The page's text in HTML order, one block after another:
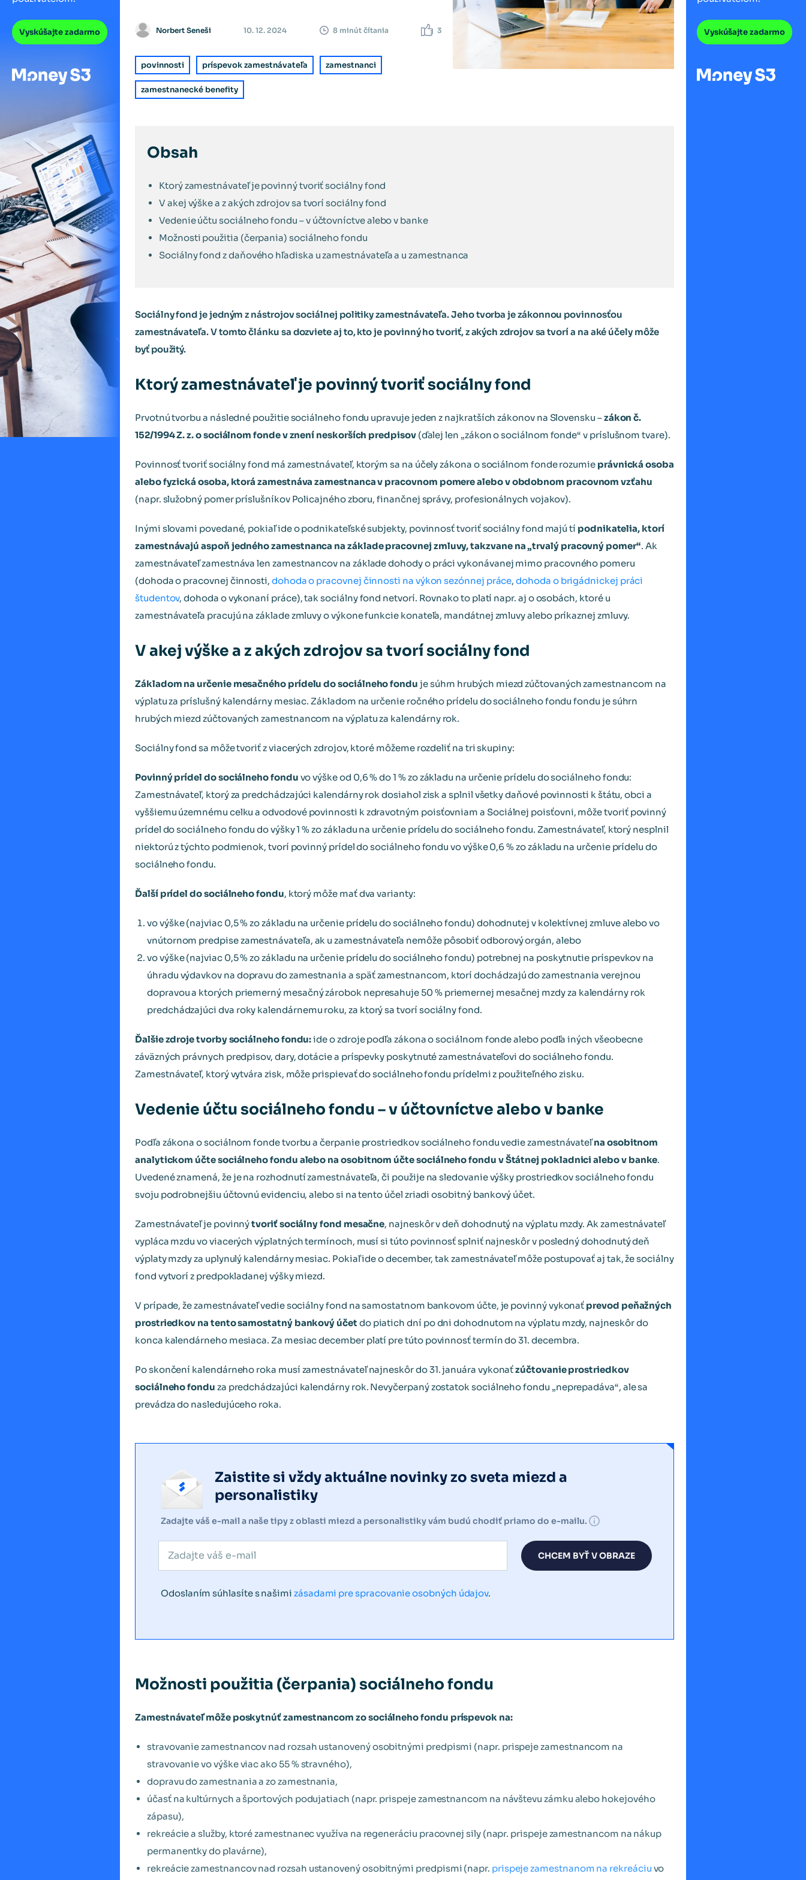
Vyskúšajte zadarmo Norbert Seneši 10. 12. 2024 8 minút čítania 3
povinnosti príspevok zamestnávateľa zamestnanci
zamestnanecké benefity
Obsah
Ktorý zamestnávateľ je povinný tvoriť sociálny fond
V akej výške a z akých zdrojov sa tvorí sociálny fond
Vedenie účtu sociálneho fondu – v účtovníctve alebo v banke
Možnosti použitia (čerpania) sociálneho fondu
Sociálny fond z daňového hľadiska u zamestnávateľa a u zamestnanca
Sociálny fond je jedným z nástrojov sociálnej politiky zamestnávateľa. Jeho tvorba je zákonnou povinnosťou
zamestnávateľa. V tomto článku sa dozviete aj to, kto je povinný ho tvoriť, z akých zdrojov sa tvorí a na aké účely môže
byť použitý.
Ktorý zamestnávateľ je povinný tvoriť sociálny fond
Prvotnú tvorbu a následné použitie sociálneho fondu upravuje jeden z najkratších zákonov na Slovensku –zákon č.
152/1994 Z. z. o sociálnom fonde v znení neskorších predpisov(ďalej len „zákon o sociálnom fonde“ v príslušnom tvare).
Povinnosť tvoriť sociálny fond má zamestnávateľ, ktorým sa na účely zákona o sociálnom fonde rozumie právnická osoba
alebo fyzická osoba, ktorá zamestnáva zamestnanca v pracovnom pomere alebo v obdobnom pracovnom vzťahu
(napr. služobný pomer príslušníkov Policajného zboru, finančnej správy, profesionálnych vojakov).
Inými slovami povedané, pokiaľ ide o podnikateľské subjekty, povinnosť tvoriť sociálny fond majú tí podnikatelia, ktorí
zamestnávajú aspoň jedného zamestnanca na základe pracovnej zmluvy, takzvane na „trvalý pracovný pomer“. Ak
zamestnávateľ zamestnáva len zamestnancov na základe dohody o práci vykonávanej mimo pracovného pomeru
(dohoda o pracovnej činnosti, dohoda o pracovnej činnosti na výkon sezónnej práce,dohoda o brigádnickej práci
študentov, dohoda o vykonaní práce), tak sociálny fond netvorí. Rovnako to platí napr. aj o osobách, ktoré u
zamestnávateľa pracujú na základe zmluvy o výkone funkcie konateľa, mandátnej zmluvy alebo príkaznej zmluvy.
V akej výške a z akých zdrojov sa tvorí sociálny fond
Základom na určenie mesačného prídelu do sociálneho fondu je súhrn hrubých miezd zúčtovaných zamestnancom na
výplatu za príslušný kalendárny mesiac. Základom na určenie ročného prídelu do sociálneho fondu fondu je súhrn
hrubých miezd zúčtovaných zamestnancom na výplatu za kalendárny rok.
Sociálny fond sa môže tvoriť z viacerých zdrojov, ktoré môžeme rozdeliť na tri skupiny:
Povinný prídel do sociálneho fondu vo výške od 0,6 % do 1 % zo základu na určenie prídelu do sociálneho fondu:
Zamestnávateľ, ktorý za predchádzajúci kalendárny rok dosiahol zisk a splnil všetky daňové povinnosti k štátu, obci a
vyššiemu územnému celku a odvodové povinnosti k zdravotným poisťovniam a Sociálnej poisťovni, môže tvoriť povinný
prídel do sociálneho fondu do výšky 1 % zo základu na určenie prídelu do sociálneho fondu. Zamestnávateľ, ktorý nesplnil
niektorú z týchto podmienok, tvorí povinný prídel do sociálneho fondu vo výške 0,6 % zo základu na určenie prídelu do
sociálneho fondu.
Ďalší prídel do sociálneho fondu, ktorý môže mať dva varianty:
vo výške (najviac 0,5 % zo základu na určenie prídelu do sociálneho fondu) dohodnutej v kolektívnej zmluve alebo vo
vnútornom predpise zamestnávateľa, ak u zamestnávateľa nemôže pôsobiť odborový orgán, alebo
vo výške (najviac 0,5 % zo základu na určenie prídelu do sociálneho fondu) potrebnej na poskytnutie príspevkov na
úhradu výdavkov na dopravu do zamestnania a späť zamestnancom, ktorí dochádzajú do zamestnania verejnou
dopravou a ktorých priemerný mesačný zárobok nepresahuje 50 % priemernej mesačnej mzdy za kalendárny rok
predchádzajúci dva roky kalendárnemu roku, za ktorý sa tvorí sociálny fond.
Ďalšie zdroje tvorby sociálneho fondu:ide o zdroje podľa zákona o sociálnom fonde alebo podľa iných všeobecne
záväzných právnych predpisov, dary, dotácie a príspevky poskytnuté zamestnávateľovi do sociálneho fondu.
Zamestnávateľ, ktorý vytvára zisk, môže prispievať do sociálneho fondu prídelmi z použiteľného zisku.
Vedenie účtu sociálneho fondu – v účtovníctve alebo v banke
Podľa zákona o sociálnom fonde tvorbu a čerpanie prostriedkov sociálneho fondu vedie zamestnávateľna osobitnom
analytickom účte sociálneho fondu alebo na osobitnom účte sociálneho fondu v Štátnej pokladnici alebo v banke.
Uvedené znamená, že je na rozhodnutí zamestnávateľa, či použije na sledovanie výšky prostriedkov sociálneho fondu
svoju podrobnejšiu účtovnú evidenciu, alebo si na tento účel zriadi osobitný bankový účet.
Zamestnávateľ je povinnýtvoriť sociálny fond mesačne, najneskôr v deň dohodnutý na výplatu mzdy. Ak zamestnávateľ
vypláca mzdu vo viacerých výplatných termínoch, musí si túto povinnosť splniť najneskôr v posledný dohodnutý deň
výplaty mzdy za uplynulý kalendárny mesiac. Pokiaľ ide o december, tak zamestnávateľ môže postupovať aj tak, že sociálny
fond vytvorí z predpokladanej výšky miezd.
V prípade, že zamestnávateľ vedie sociálny fond na samostatnom bankovom účte, je povinný vykonať prevod peňažných
prostriedkov na tento samostatný bankový účet do piatich dní po dni dohodnutom na výplatu mzdy, najneskôr do
konca kalendárneho mesiaca. Za mesiac december platí pre túto povinnosť termín do 31. decembra.
Po skončení kalendárneho roka musí zamestnávateľ najneskôr do 31. januára vykonaťzúčtovanie prostriedkov
sociálneho fondu za predchádzajúci kalendárny rok. Nevyčerpaný zostatok sociálneho fondu „neprepadáva“, ale sa
prevádza do nasledujúceho roka.
Zaistite si vždy aktuálne novinky zo sveta miezd a
personalistiky
Zadajte váš e-mail a naše tipy z oblasti miezd a personalistiky vám budú chodiť priamo do e-mailu.
CHCEM BYŤ V OBRAZE
Odoslaním súhlasíte s našimi zásadami pre spracovanie osobných údajov.
Možnosti použitia (čerpania) sociálneho fondu
Zamestnávateľ môže poskytnúť zamestnancom zo sociálneho fondu príspevok na:
stravovanie zamestnancov nad rozsah ustanovený osobitnými predpismi (napr. prispeje zamestnancom na
stravovanie vo výške viac ako 55 % stravného),
dopravu do zamestnania a zo zamestnania,
účasť na kultúrnych a športových podujatiach (napr. prispeje zamestnancom na návštevu zámku alebo hokejového
zápasu),
rekreácie a služby, ktoré zamestnanec využíva na regeneráciu pracovnej sily (napr. prispeje zamestnancom na nákup
permanentky do plavárne),
rekreácie zamestnancov nad rozsah ustanovený osobitnými predpismi (napr. prispeje zamestnanom na rekreáciu vo
Vyskúšajte zadarmo